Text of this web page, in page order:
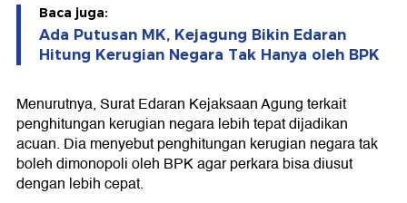
Baca juga:
Ada Putusan MK, Kejagung Bikin Edaran
Hitung Kerugian Negara Tak Hanya oleh BPK
Menurutnya, Surat Edaran Kejaksaan Agung terkait
penghitungan kerugian negara lebih tepat dijadikan
acuan. Dia menyebut penghitungan kerugian negara tak
boleh dimonopoli oleh BPK agar perkara bisa diusut
dengan lebih cepat.